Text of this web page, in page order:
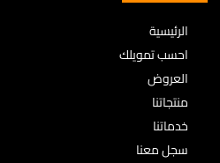
الرئيسية
احسب تمويلك
العروض
منتجاتنا
خدماتنا
سجل معنا